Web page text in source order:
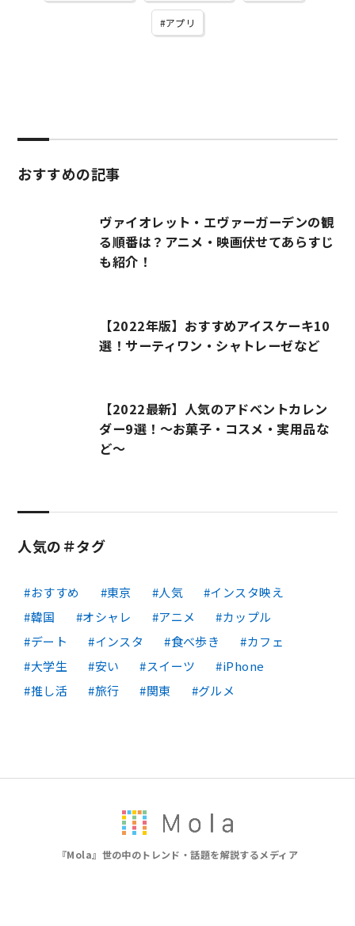
アプリ
おすすめの記事
ヴァイオレット・エヴァーガーデンの観
る順番は？アニメ・映画伏せてあらすじ
も紹介！
【2022年版】おすすめアイスケーキ10
選！サーティワン・シャトレーゼなど
【2022最新】人気のアドベントカレン
ダー9選！～お菓子・コスメ・実用品な
ど～
人気の＃タグ
おすすめ 東京 人気
インスタ映え
韓国
オシャレ アニメ
カップル
デート
インスタ 食べ歩き
カフェ
大学生
安い スイーツ
iPhone
推し活
旅行 関東 グルメ
『Mola』世の中のトレンド・話題を解説するメディア